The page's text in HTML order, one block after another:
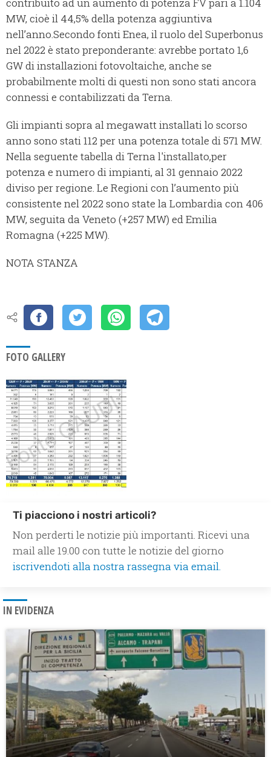
MW, cioè il 44,5% della potenza aggiuntiva
nell’anno.Secondo fonti Enea, il ruolo del Superbonus
nel 2022 è stato preponderante: avrebbe portato 1,6
GW di installazioni fotovoltaiche, anche se
probabilmente molti di questi non sono stati ancora
connessi e contabilizzati da Terna.
Gli impianti sopra al megawatt installati lo scorso
anno sono stati 112 per una potenza totale di 571 MW.
Nella seguente tabella di Terna l'installato,per
potenza e numero di impianti, al 31 gennaio 2022
diviso per regione. Le Regioni con l’aumento più
consistente nel 2022 sono state la Lombardia con 406
MW, seguita da Veneto (+257 MW) ed Emilia
Romagna (+225 MW).
NOTA STANZA
FOTO GALLERY
Ti piacciono i nostri articoli?
Non perderti le notizie più importanti. Ricevi una
mail alle 19.00 con tutte le notizie del giorno
iscrivendoti alla nostra rassegna via email.
IN EVIDENZA